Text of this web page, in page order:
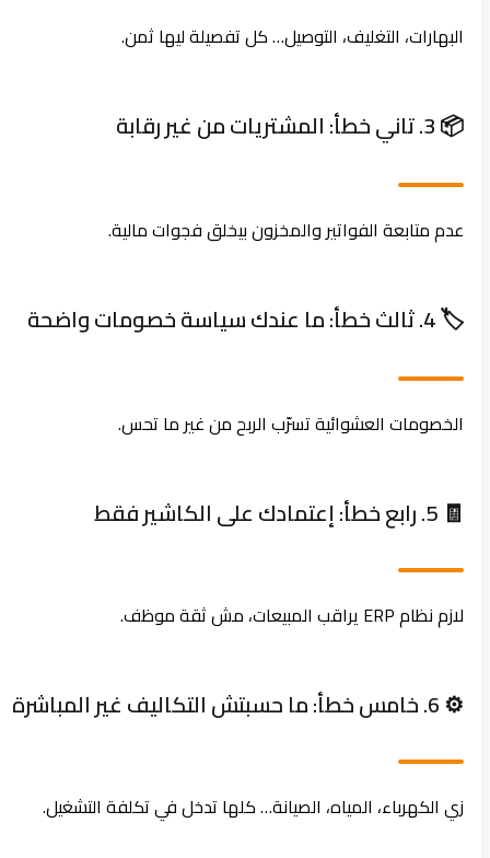
البهارات، التغليف، التوصيل… كل تفصيلة ليها ثمن.
📦 3. تاني خطأ: المشتريات من غير رقابة
عدم متابعة الفواتير والمخزون بيخلق فجوات مالية.
🏷️ 4. ثالث خطأ: ما عندك سياسة خصومات واضحة
الخصومات العشوائية تسرّب الربح من غير ما تحس.
لازم نظام ERP يراقب المبيعات، مش ثقة موظف.
زي الكهرباء، المياه، الصيانة… كلها تدخل في تكلفة التشغيل.